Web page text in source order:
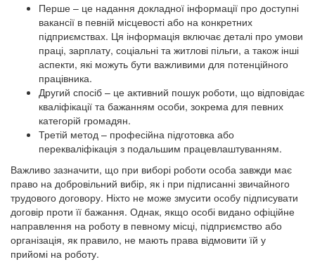
Перше – це надання докладної інформації про доступні
вакансії в певній місцевості або на конкретних
підприємствах. Ця інформація включає деталі про умови
праці, зарплату, соціальні та житлові пільги, а також інші
аспекти, які можуть бути важливими для потенційного
працівника.
Другий спосіб – це активний пошук роботи, що відповідає
кваліфікації та бажанням особи, зокрема для певних
категорій громадян.
Третій метод – професійна підготовка або
перекваліфікація з подальшим працевлаштуванням.
Важливо зазначити, що при виборі роботи особа завжди має
право на добровільний вибір, як і при підписанні звичайного
трудового договору. Ніхто не може змусити особу підписувати
договір проти її бажання. Однак, якщо особі видано офіційне
направлення на роботу в певному місці, підприємство або
організація, як правило, не мають права відмовити їй у
прийомі на роботу.